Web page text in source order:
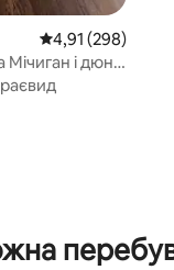
Середня оцінка:
4,91 (298)
Мічиган і дюн
ванною